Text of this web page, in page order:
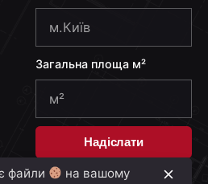
e
+
3
8
Загальна площа м²
Надіслати
файли
на вашому